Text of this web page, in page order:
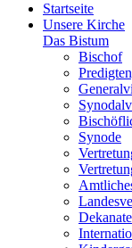
Startseite
Unsere Kirche
Das Bistum
Bischof
Synode
Dekanate